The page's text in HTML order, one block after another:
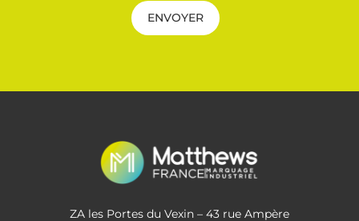
ENVOYER
ZA les Portes du Vexin – 43 rue Ampère